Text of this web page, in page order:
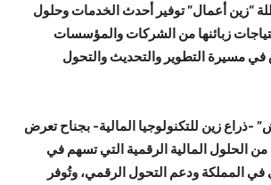
“زين أعمال” توفير أحدث الخدمات وحلول
زبائنها من الشركات والمؤسسات
مسيرة التطوير والتحديث والتحول
-ذراع زين للتكنولوجيا المالية- بجناح تعرض
الحلول المالية الرقمية التي تسهم في
في المملكة ودعم التحول الرقمي، وتُوفر